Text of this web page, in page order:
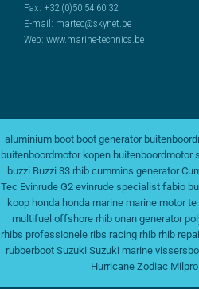
Fax: +32 (0)50 54 60 32
E-mail: martec@skynet.be
Web: www.marine-technics.be
aluminium boot boot generator
buitenboordmotor kopen buitenboordmotor
buzzi Buzzi 33 rhib cummins generator
Tec Evinrude G2 evinrude specialist fabio
koop honda honda marine marine motor te
multifuel offshore rhib onan generator
rhibs professionele ribs racing rhib rhib
rubberboot Suzuki Suzuki marine
Hurricane Zodiac Milpro